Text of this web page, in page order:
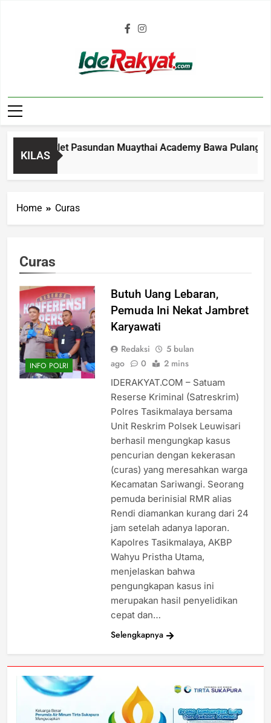
Iderakyat.com
KILAS
Atlet Pasundan Muaythai Academy Bawa Pulang 9
Home Curas
Curas
INFO POLRI
Butuh Uang Lebaran,
Pemuda Ini Nekat Jambret
Karyawati
Redaksi
5 bulan
ago
0 2 mins
IDERAKYAT.COM – Satuam
Reserse Kriminal (Satreskrim)
Polres Tasikmalaya bersama
Unit Reskrim Polsek Leuwisari
berhasil mengungkap kasus
pencurian dengan kekerasan
(curas) yang meresahkan warga
Kecamatan Sariwangi. Seorang
pemuda berinisial RMR alias
Rendi diamankan kurang dari 24
jam setelah adanya laporan.
Kapolres Tasikmalaya, AKBP
Wahyu Pristha Utama,
menjelaskan bahwa
pengungkapan kasus ini
merupakan hasil penyelidikan
cepat dan…
Selengkapnya